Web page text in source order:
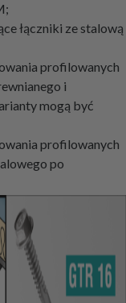
łączniki ze stalową
profilowanych
i
mogą być
profilowanych
po